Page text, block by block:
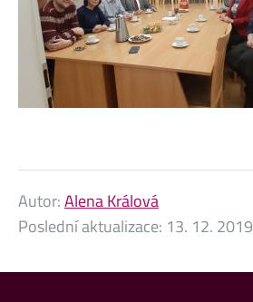
Autor:Alena Králová
Poslední aktualizace: 13. 12. 2019